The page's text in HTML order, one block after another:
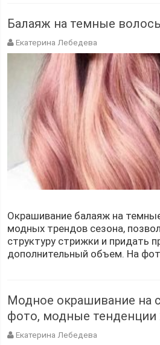
Балаяж на темные
Екатерина Лебедева
Окрашивание балаяж на
модных трендов сезона,
структуру стрижки и придать
дополнительный объем. На
Модное окрашивание на
фото, модные тенденции
Екатерина Лебедева